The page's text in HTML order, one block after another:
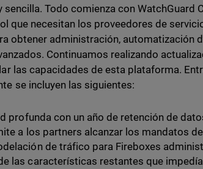
Todo comienza con WatchGuard
que necesitan los proveedores de
obtener administración, automatización
Continuamos realizando
las capacidades de esta plataforma.
se incluyen las siguientes:
profunda con un año de retención de
a los partners alcanzar los mandatos
de tráfico para Fireboxes
las características restantes que